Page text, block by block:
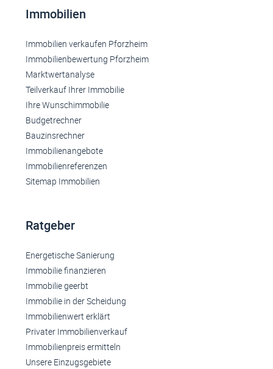
Immobilien
Immobilien verkaufen Pforzheim
Immobilienbewertung Pforzheim
Marktwertanalyse
Teilverkauf Ihrer Immobilie
Ihre Wunschimmobilie
Budgetrechner
Bauzinsrechner
Immobilienangebote
Immobilienreferenzen
Sitemap Immobilien
Ratgeber
Energetische Sanierung
Immobilie finanzieren
Immobilie geerbt
Immobilie in der Scheidung
Immobilienwert erklärt
Privater Immobilienverkauf
Immobilienpreis ermitteln
Unsere Einzugsgebiete